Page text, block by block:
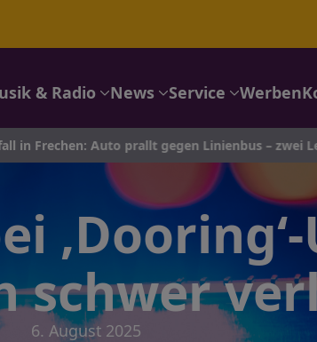
& Radio News Service Werben
Auto prallt gegen Linienbus – zwei Leichtverletzte
schwer
6. August 2025